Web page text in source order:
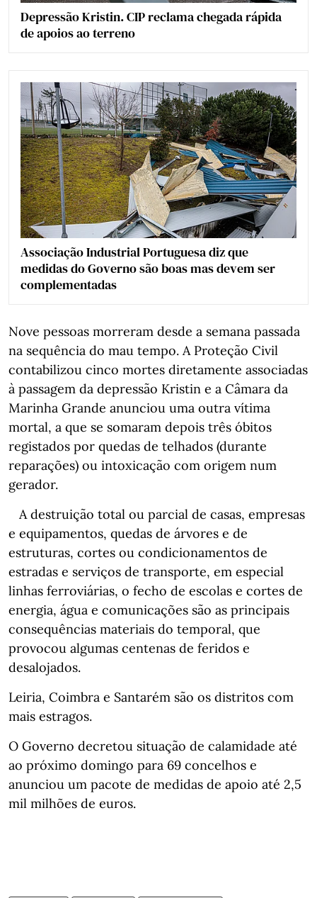
Depressão Kristin. CIP reclama chegada rápida
de apoios ao terreno
Associação Industrial Portuguesa diz que
medidas do Governo são boas mas devem ser
complementadas
Nove pessoas morreram desde a semana passada
na sequência do mau tempo. A Proteção Civil
contabilizou cinco mortes diretamente associadas
à passagem da depressão Kristin e a Câmara da
Marinha Grande anunciou uma outra vítima
mortal, a que se somaram depois três óbitos
registados por quedas de telhados (durante
reparações) ou intoxicação com origem num
gerador.
A destruição total ou parcial de casas, empresas
e equipamentos, quedas de árvores e de
estruturas, cortes ou condicionamentos de
estradas e serviços de transporte, em especial
linhas ferroviárias, o fecho de escolas e cortes de
energia, água e comunicações são as principais
consequências materiais do temporal, que
provocou algumas centenas de feridos e
desalojados.
Leiria, Coimbra e Santarém são os distritos com
mais estragos.
O Governo decretou situação de calamidade até
ao próximo domingo para 69 concelhos e
anunciou um pacote de medidas de apoio até 2,5
mil milhões de euros.